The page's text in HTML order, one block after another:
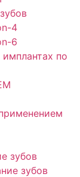
4
6
имплантах по
зубов
зубов